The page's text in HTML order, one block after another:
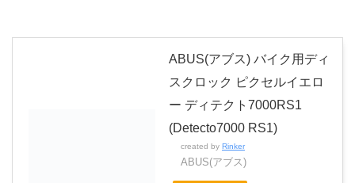
ABUS(アブス) バイク用ディ
スクロック ピクセルイエロ
ー ディテクト7000RS1
(Detecto7000 RS1)
created by Rinker
ABUS(アブス)